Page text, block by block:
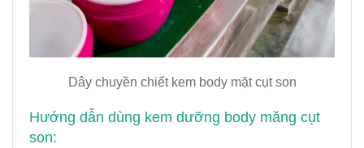
Dây chuyền chiết kem body mặt cụt son
Hướng dẫn dùng kem dưỡng body măng cụt
son: